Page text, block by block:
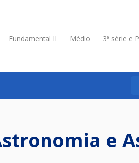
Fundamental II Médio 3ª série e
e